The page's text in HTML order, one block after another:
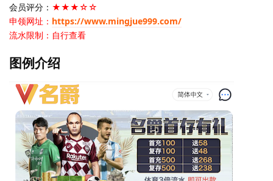
会员评分： ★★★☆☆
申领网址： https://www.mingjue999.com/
流水限制：自行查看
图例介绍